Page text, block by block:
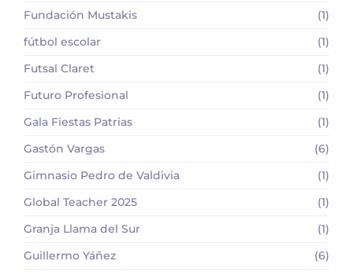
Fundación Mustakis
(1)
fútbol escolar
(1)
Futsal Claret
(1)
Futuro Profesional
(1)
Gala Fiestas Patrias
(1)
Gastón Vargas
(6)
Gimnasio Pedro de Valdivia
(1)
Global Teacher 2025
(1)
Granja Llama del Sur
(1)
Guillermo Yáñez
(6)